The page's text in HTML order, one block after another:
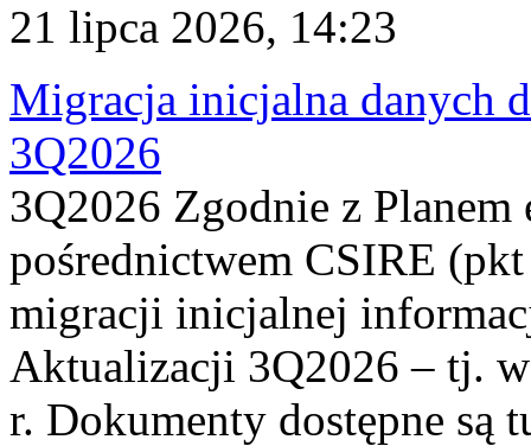
21 lipca 2026, 14:23
Migracja inicjalna danych
3Q2026
3Q2026 Zgodnie z
pośrednictwem CSIRE
migracji inicjalnej
Aktualizacji 3Q2026 – tj.
r. Dokumenty dostępne są